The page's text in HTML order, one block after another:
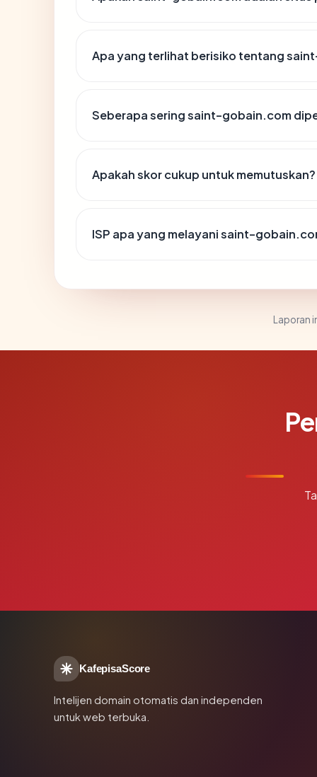
Apa yang terlihat berisiko tentang
Seberapa sering saint-gobain.com
Apakah skor cukup untuk memutuskan?
ISP apa yang melayani saint-
Laporan
KafepisaScore
Intelijen domain otomatis dan independen
untuk web terbuka.